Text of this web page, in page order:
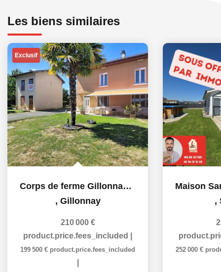
Les biens similaires
Exclusif
Corps de ferme Gillonnay avec dépendances
, Gillonnay
210 000 €
product.price.fees_included
199 500 € product.price.fees_included
,
252 000 €